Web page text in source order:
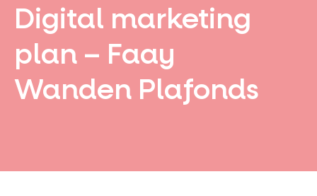
Digital marketing
plan – Faay
Wanden Plafonds